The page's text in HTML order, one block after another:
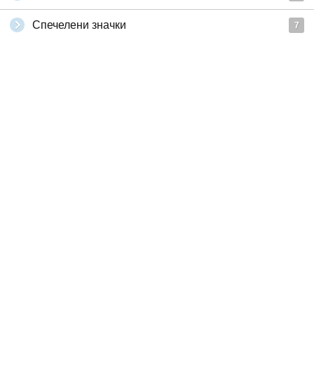
Спечелени значки 7